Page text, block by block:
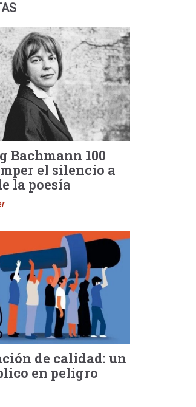
Bachmann 100
el silencio a
la poesía
de calidad: un
en peligro